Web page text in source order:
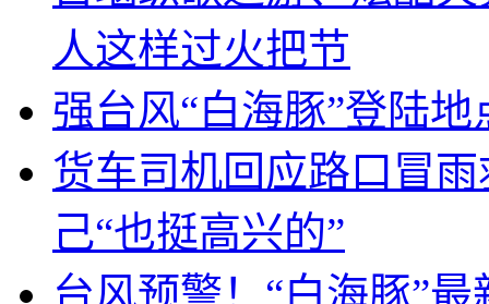
人这样过火把节
强台风“白海豚”登陆地
货车司机回应路口冒
己“也挺高兴的”
台风预警！“白海豚”